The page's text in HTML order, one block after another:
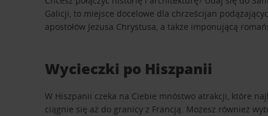
Galicji, to miejsce docelowe dla chrześcijan
apostołów Jezusa Chrystusa, a także imponującą
Wycieczki po Hiszpanii
W Hiszpanii czeka na Ciebie mnóstwo atrakcji, które
ciągnie się aż do granicy z Francją. Możesz również